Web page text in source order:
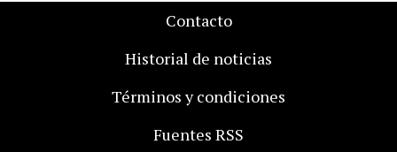
Contacto
Historial de noticias
Términos y condiciones
Fuentes RSS